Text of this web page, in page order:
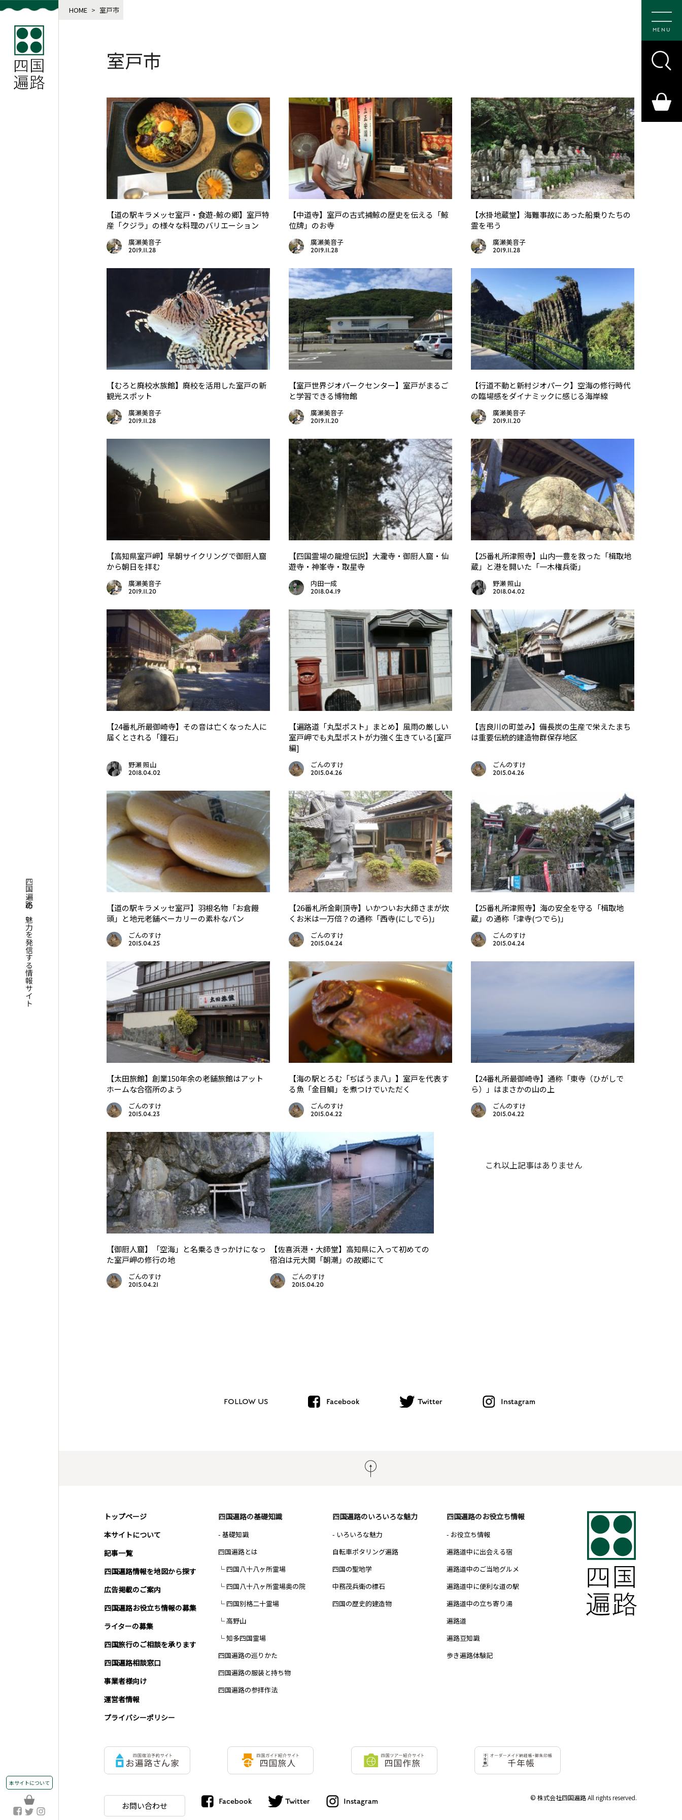
四国遍路の魅力を発信する情報サイト
本サイトについて
MENU
HOME > 室戸市
室戸市
【道の駅キラメッセ室戸・食遊-鯨の郷】室戸特
産「クジラ」の様々な料理のバリエーション
廣瀬美音子
2019.11.28
【中道寺】室戸の古式捕鯨の歴史を伝える「鯨
位牌」のお寺
廣瀬美音子
2019.11.28
【水掛地蔵堂】海難事故にあった船乗りたちの
霊を弔う
廣瀬美音子
2019.11.28
【むろと廃校水族館】廃校を活用した室戸の新
観光スポット
廣瀬美音子
2019.11.28
【室戸世界ジオパークセンター】室戸がまるご
と学習できる博物館
廣瀬美音子
2019.11.20
【行道不動と新村ジオパーク】空海の修行時代
の臨場感をダイナミックに感じる海岸線
廣瀬美音子
2019.11.20
【高知県室戸岬】早朝サイクリングで御厨人窟
から朝日を拝む
廣瀬美音子
2019.11.20
【四国霊場の龍燈伝説】大瀧寺・御厨人窟・仙
遊寺・神峯寺・取星寺
内田一成
2018.04.19
【25番札所津照寺】山内一豊を救った「楫取地
蔵」と港を開いた「一木権兵衛」
野瀬 照山
2018.04.02
【24番札所最御崎寺】その音は亡くなった人に
届くとされる「鐘石」
野瀬 照山
2018.04.02
【遍路道「丸型ポスト」まとめ】風雨の厳しい
室戸岬でも丸型ポストが力強く生きている[室戸
編]
ごんのすけ
2015.04.26
【吉良川の町並み】備長炭の生産で栄えたまち
は重要伝統的建造物群保存地区
ごんのすけ
2015.04.26
【道の駅キラメッセ室戸】羽根名物「お倉饅
頭」と地元老舗ベーカリーの素朴なパン
ごんのすけ
2015.04.25
【26番札所金剛頂寺】いかついお大師さまが炊
くお米は一万倍？の通称「西寺(にしでら)」
ごんのすけ
2015.04.24
【25番札所津照寺】海の安全を守る「楫取地
蔵」の通称「津寺(つでら)」
ごんのすけ
2015.04.24
【太田旅館】創業150年余の老舗旅館はアット
ホームな合宿所のよう
ごんのすけ
2015.04.23
【海の駅とろむ「ぢばうま八」】室戸を代表す
る魚「金目鯛」を煮つけでいただく
ごんのすけ
2015.04.22
【24番札所最御崎寺】通称「東寺（ひがしで
ら）」はまさかの山の上
ごんのすけ
2015.04.22
【御厨人窟】「空海」と名乗るきっかけになっ
た室戸岬の修行の地
ごんのすけ
2015.04.21
【佐喜浜港・大師堂】高知県に入って初めての
宿泊は元大関「朝潮」の故郷にて
ごんのすけ
2015.04.20
これ以上記事はありません
FOLLOW US Facebook Twitter Instagram
トップページ
本サイトについて
記事一覧
四国遍路情報を地図から探す
広告掲載のご案内
四国遍路お役立ち情報の募集
ライターの募集
四国旅行のご相談を承ります
四国遍路相談窓口
事業者様向け
運営者情報
プライバシーポリシー
四国遍路の基礎知識
- 基礎知識
四国遍路とは
四国八十八ヶ所霊場
四国八十八ヶ所霊場奥の院
四国別格二十霊場
高野山
知多四国霊場
四国遍路の巡りかた
四国遍路の服装と持ち物
四国遍路の参拝作法
四国遍路のいろいろな魅力
- いろいろな魅力
自転車ポタリング遍路
四国の聖地学
中務茂兵衛の標石
四国の歴史的建造物
四国遍路のお役立ち情報
- お役立ち情報
遍路道中に出会える宿
遍路道中のご当地グルメ
遍路道中に便利な道の駅
遍路道中の立ち寄り湯
遍路道
遍路豆知識
歩き遍路体験記
お問い合わせ Facebook Twitter Instagram © 株式会社四国遍路All rights reserved.